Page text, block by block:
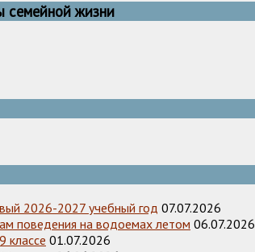
семейной жизни
2026-2027 учебный год 07.07.2026
поведения на водоемах летом 06.07.2026
классе 01.07.2026